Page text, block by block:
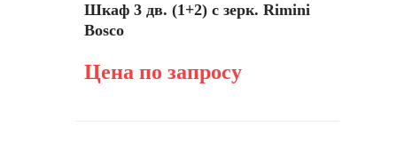
Шкаф 3 дв. (1+2) с зерк. Rimini
Bosco
Цена по запросу